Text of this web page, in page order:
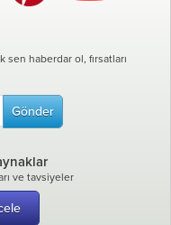
haberdar ol, fırsatları
Gönder
ve tavsiyeler